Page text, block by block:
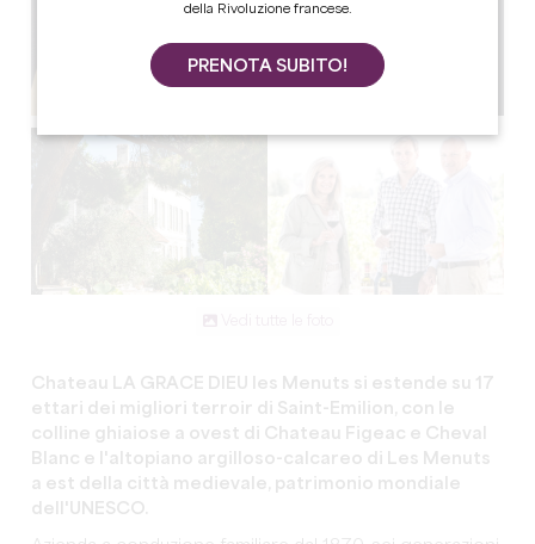
Chateau LA GRACE DIEU les Menuts si estende su 17
ettari dei migliori terroir di Saint-Emilion, con le
colline ghiaiose a ovest di Chateau Figeac e Cheval
Blanc e l'altopiano argilloso-calcareo di Les Menuts
a est della città medievale, patrimonio mondiale
dell'UNESCO.
della Rivoluzione francese.
PRENOTA SUBITO!